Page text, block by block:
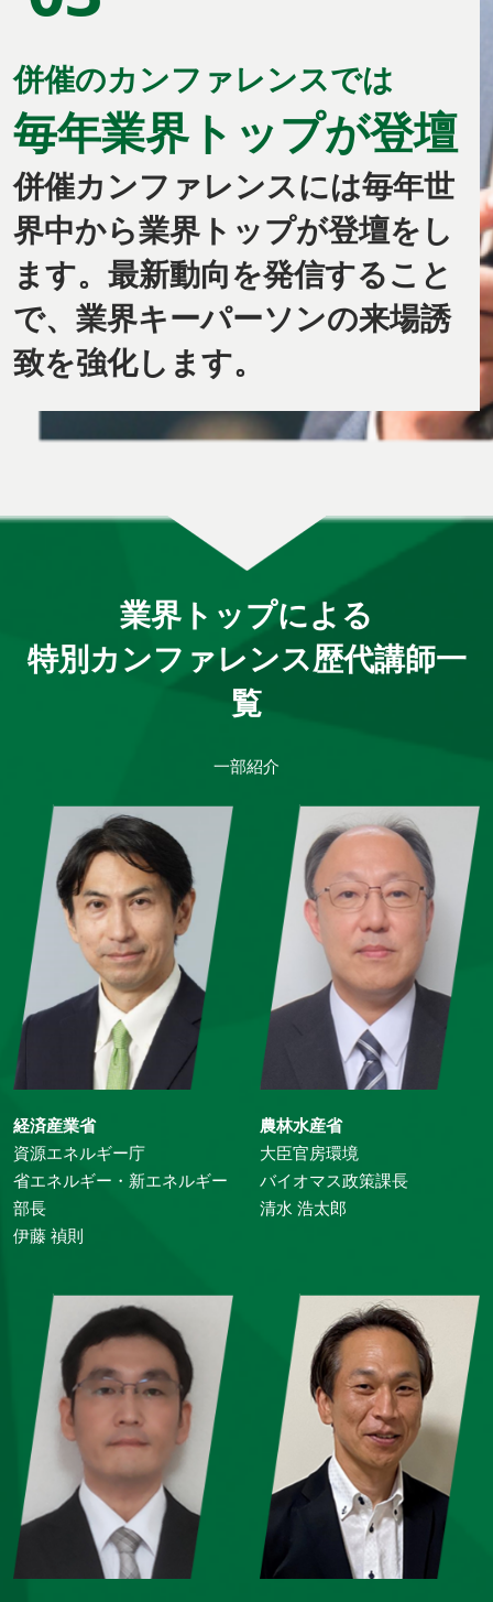
併催のカンファレンスでは
毎年業界トップが登壇
併催カンファレンスには毎年世
界中から業界トップが登壇をし
ます。最新動向を発信すること
で、業界キーパーソンの来場誘
致を強化します。
業界トップによる
特別カンファレンス歴代講師一
覧
一部紹介
経済産業省
資源エネルギー庁
省エネルギー・新エネルギー
部長
伊藤 禎則
農林水産省
大臣官房環境
バイオマス政策課長
清水 浩太郎